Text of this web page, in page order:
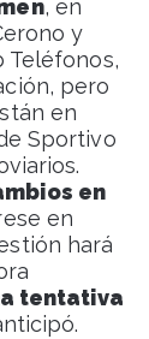
, en
y
Teléfonos,
pero
en
Sportivo
en
en
hará
tentativa